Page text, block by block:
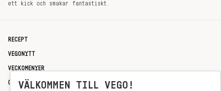
ett kick och smakar fantastiskt.
RECEPT
VEGONYTT
VECKOMENYER
OM OSSVÄLKOMMEN TILL VEGO!